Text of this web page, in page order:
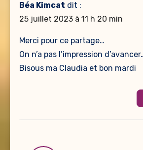
Béa Kimcat dit :
25 juillet 2023 à 11 h 20 min
Merci pour ce partage…
On n’a pas l’impression
Bisous ma Claudia et bon mardi